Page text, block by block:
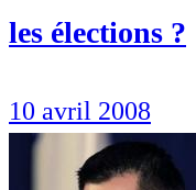
les élections ?
10 avril 2008